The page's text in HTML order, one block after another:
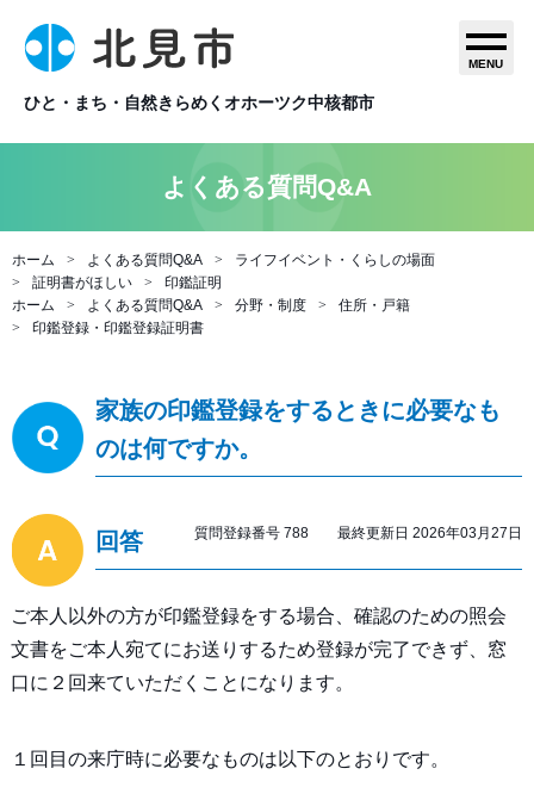
ひと・まち・自然きらめくオホーツク中核都市
MENU
よくある質問Q&A
ホーム よくある質問Q&A
ライフイベント・くらしの場面
証明書がほしい
印鑑証明
ホーム
よくある質問Q&A 分野・制度
住所・戸籍
印鑑登録・印鑑登録証明書
家族の印鑑登録をするときに必要なも
のは何ですか。
回答 質問登録番号 788 最終更新日 2026年03月27日
ご本人以外の方が印鑑登録をする場合、確認のための照会
文書をご本人宛てにお送りするため登録が完了できず、窓
口に２回来ていただくことになります。
１回目の来庁時に必要なものは以下のとおりです。